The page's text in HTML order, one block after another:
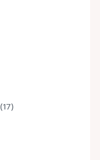
(17)